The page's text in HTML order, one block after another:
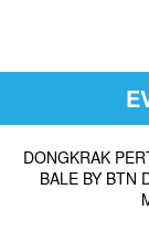
DONGKRAK
BALE BY BTN